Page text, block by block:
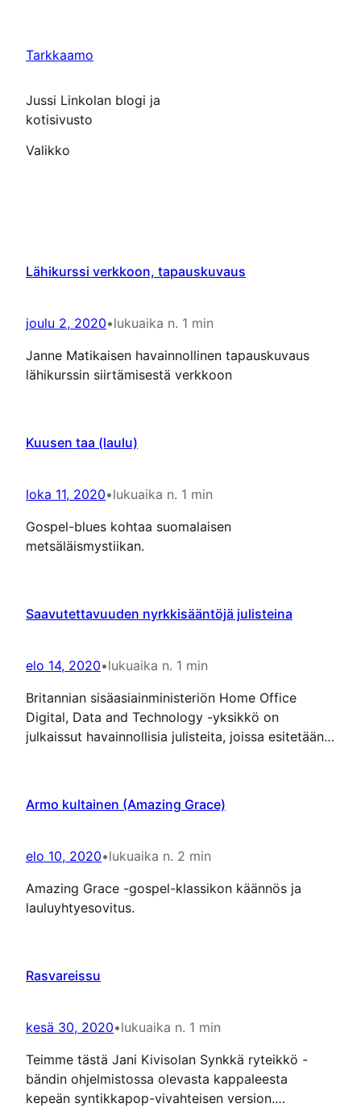
Tarkkaamo
Jussi Linkolan blogi ja
kotisivusto
Valikko
Lähikurssi verkkoon, tapauskuvaus
joulu 2, 2020•lukuaika n. 1 min
Janne Matikaisen havainnollinen tapauskuvaus
lähikurssin siirtämisestä verkkoon
Kuusen taa (laulu)
loka 11, 2020•lukuaika n. 1 min
Gospel-blues kohtaa suomalaisen
metsäläismystiikan.
Saavutettavuuden nyrkkisääntöjä julisteina
elo 14, 2020•lukuaika n. 1 min
Britannian sisäasiainministeriön Home Office
Digital, Data and Technology -yksikkö on
julkaissut havainnollisia julisteita, joissa esitetään
Armo kultainen (Amazing Grace)
elo 10, 2020•lukuaika n. 2 min
Amazing Grace -gospel-klassikon käännös ja
lauluyhtyesovitus.
Rasvareissu
kesä 30, 2020•lukuaika n. 1 min
Teimme tästä Jani Kivisolan Synkkä ryteikkö -
bändin ohjelmistossa olevasta kappaleesta
kepeän syntikkapop-vivahteisen version.